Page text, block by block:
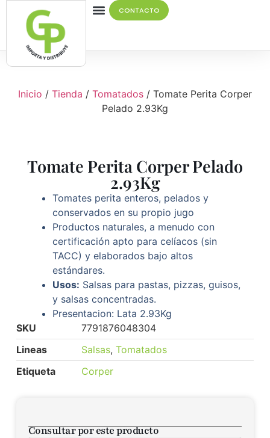
CONTACTO
Inicio / Tienda / Tomatados / Tomate Perita Corper
Pelado 2.93Kg
Tomate Perita Corper Pelado
2.93Kg
Tomates perita enteros, pelados y
conservados en su propio jugo
Productos naturales, a menudo con
certificación apto para celíacos (sin
TACC) y elaborados bajo altos
estándares.
Usos: Salsas para pastas, pizzas, guisos,
y salsas concentradas.
Presentacion: Lata 2.93Kg
SKU
7791876048304
Lineas
Salsas, Tomatados
Etiqueta
Corper
Consultar por este producto